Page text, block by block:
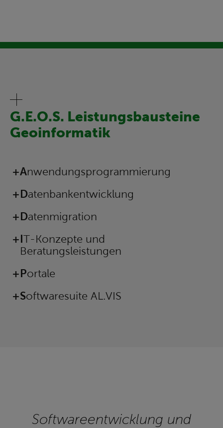
G.E.O.S. Leistungsbausteine
Geoinformatik
überspringen
Anwendungsprogrammierung
Datenbankentwicklung
Datenmigration
IT-Konzepte und
Beratungsleistungen
Portale
Softwaresuite AL.VIS
Softwareentwicklung und